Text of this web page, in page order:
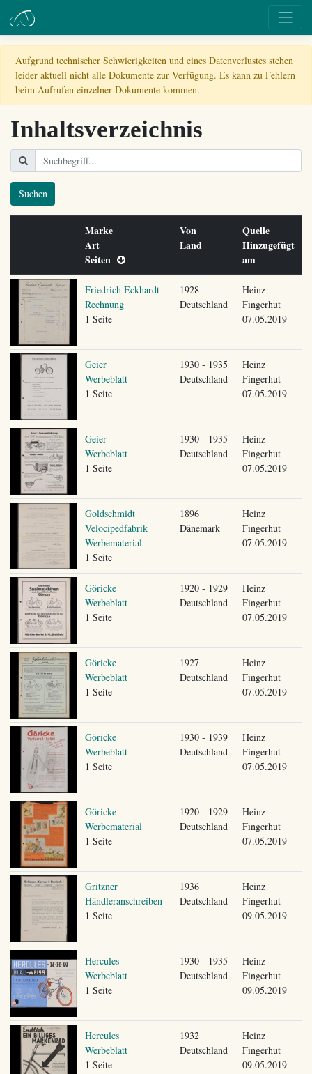
Aufgrund technischer Schwierigkeiten und eines Datenverlustes stehen
leider aktuell nicht alle Dokumente zur Verfügung. Es kann zu Fehlern
beim Aufrufen einzelner Dokumente kommen.
Inhaltsverzeichnis
Suchen
Marke
Art
Seiten
Von
Land
Quelle
Hinzugefügt
am
Friedrich Eckhardt
Rechnung
1 Seite
1928
Deutschland
Heinz
Fingerhut
07.05.2019
Geier
Werbeblatt
1 Seite
1930 - 1935
Deutschland
Heinz
Fingerhut
07.05.2019
Geier
Werbeblatt
1 Seite
1930 - 1935
Deutschland
Heinz
Fingerhut
07.05.2019
Goldschmidt
Velocipedfabrik
Werbematerial
1 Seite
1896
Dänemark
Heinz
Fingerhut
07.05.2019
Göricke
Werbeblatt
1 Seite
1920 - 1929
Deutschland
Heinz
Fingerhut
07.05.2019
Göricke
Werbeblatt
1 Seite
1927
Deutschland
Heinz
Fingerhut
07.05.2019
Göricke
Werbeblatt
1 Seite
1930 - 1939
Deutschland
Heinz
Fingerhut
07.05.2019
Göricke
Werbematerial
1 Seite
1920 - 1929
Deutschland
Heinz
Fingerhut
07.05.2019
Gritzner
Händleranschreiben
1 Seite
1936
Deutschland
Heinz
Fingerhut
09.05.2019
Hercules
Werbeblatt
1 Seite
1930 - 1935
Deutschland
Heinz
Fingerhut
09.05.2019
Hercules
Werbeblatt
1 Seite
1932
Deutschland
Heinz
Fingerhut
09.05.2019